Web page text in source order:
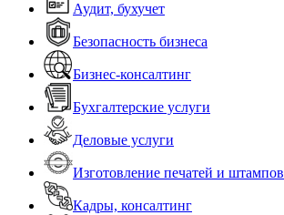
Аудит, бухучет
Безопасность бизнеса
Бизнес-консалтинг
Бухгалтерские услуги
Деловые услуги
Изготовление печатей и штампов
Кадры, консалтинг